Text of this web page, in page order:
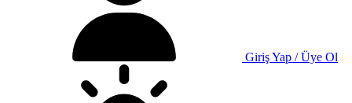
Giriş Yap / Üye Ol